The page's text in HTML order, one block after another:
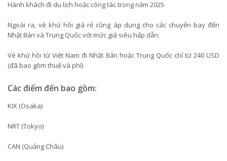
Hành khách đi du lịch hoặc công tác trong năm 2025
Ngoài ra, vé khứ hồi giá rẻ cũng áp dụng cho các chuyến bay đến
Nhật Bản và Trung Quốc với mức giá siêu hấp dẫn:
Vé khứ hồi từ Việt Nam đi Nhật Bản hoặc Trung Quốc chỉ từ 240 USD
(đã bao gồm thuế và phí)
Các điểm đến bao gồm:
KIX (Osaka)
NRT (Tokyo)
CAN (Quảng Châu)